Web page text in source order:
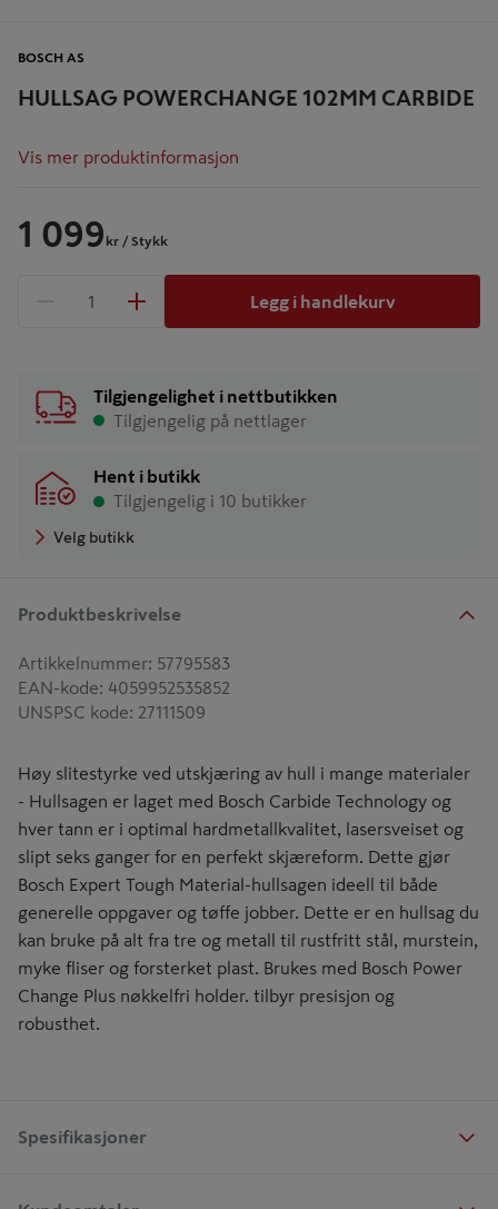
HULLSAG POWERCHANGE 102MM CARBIDE
BOSCH AS
Vis mer produktinformasjon
1 099 kr / Stykk
1 produkter
Legg i handlekurv
Tilgjengelighet i nettbutikken
Tilgjengelig på nettlager
Hent i butikk
Tilgjengelig i 10 butikker
Velg butikk
Produktbeskrivelse
Artikkelnummer: 57795583
EAN-kode: 4059952535852
UNSPSC kode: 27111509
Høy slitestyrke ved utskjæring av hull i mange materialer
- Hullsagen er laget med Bosch Carbide Technology og
hver tann er i optimal hardmetallkvalitet, lasersveiset og
slipt seks ganger for en perfekt skjæreform. Dette gjør
Bosch Expert Tough Material-hullsagen ideell til både
generelle oppgaver og tøffe jobber. Dette er en hullsag du
kan bruke på alt fra tre og metall til rustfritt stål, murstein,
myke fliser og forsterket plast. Brukes med Bosch Power
Change Plus nøkkelfri holder. tilbyr presisjon og
robusthet.
Spesifikasjoner